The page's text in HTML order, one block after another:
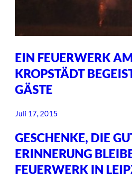
EIN FEUERWERK
KROPSTÄDT
GÄSTE
Juli 17, 2015
GESCHENKE, DIE
ERINNERUNG
FEUERWERK IN